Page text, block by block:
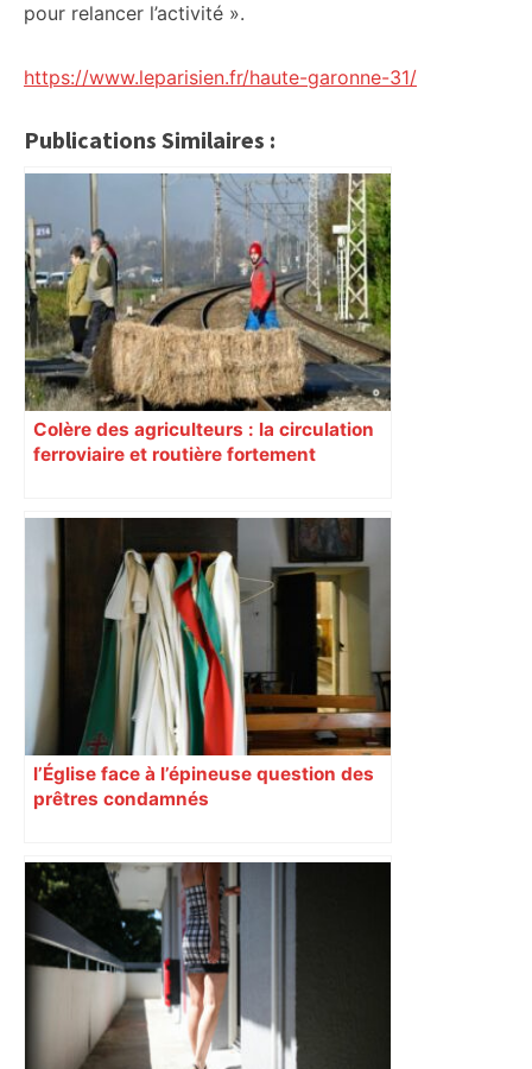
pour relancer l’activité ».
https://www.leparisien.fr/haute-garonne-31/
Publications Similaires :
Colère des agriculteurs : la circulation
ferroviaire et routière fortement
l’Église face à l’épineuse question des
prêtres condamnés